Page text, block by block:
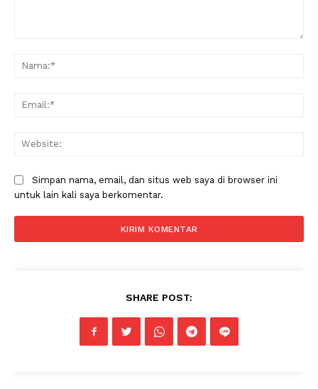
Simpan nama, email, dan situs web saya di browser ini
untuk lain kali saya berkomentar.
SHARE POST: